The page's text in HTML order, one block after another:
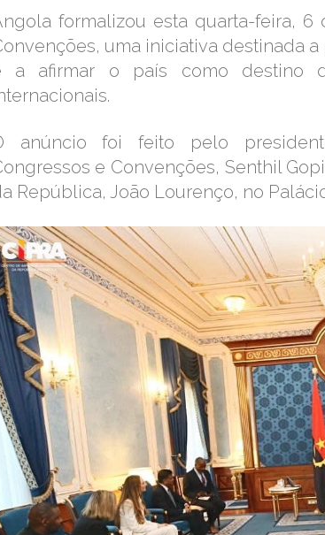
formalizou esta quarta-feira,
uma iniciativa destinada
a afirmar o país como destino
anúncio foi feito pelo
e Convenções, Senthil
República, João Lourenço, no